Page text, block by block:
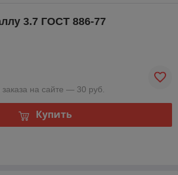
3.7 ГОСТ 886-77
на сайте — 30 руб.
Купить